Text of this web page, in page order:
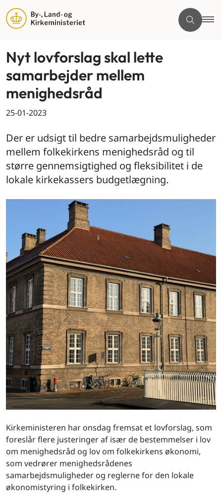
Nyt lovforslag skal lette
samarbejder mellem
menighedsråd
25-01-2023
Der er udsigt til bedre samarbejdsmuligheder
mellem folkekirkens menighedsråd og til
større gennemsigtighed og fleksibilitet i de
lokale kirkekassers budgetlægning.
Kirkeministeren har onsdag fremsat et lovforslag, som
foreslår flere justeringer af især de bestemmelser i lov
om menighedsråd og lov om folkekirkens økonomi,
som vedrører menighedsrådenes
samarbejdsmuligheder og reglerne for den lokale
økonomistyring i folkekirken.